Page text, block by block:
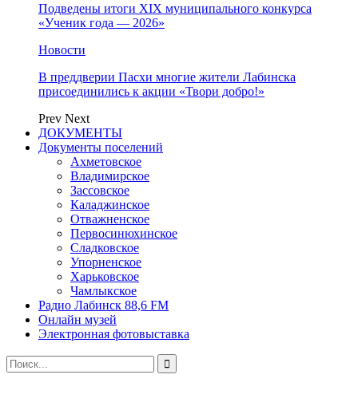
Подведены итоги XIX муниципального конкурса
«Ученик года — 2026»
Новости
В преддверии Пасхи многие жители Лабинска
присоединились к акции «Твори добро!»
Prev Next
ДОКУМЕНТЫ
Документы поселений
Ахметовское
Владимирское
Зассовское
Каладжинское
Отважненское
Первосинюхинское
Сладковское
Упорненское
Харьковское
Чамлыкское
Радио Лабинск 88,6 FM
Онлайн музей
Электронная фотовыставка